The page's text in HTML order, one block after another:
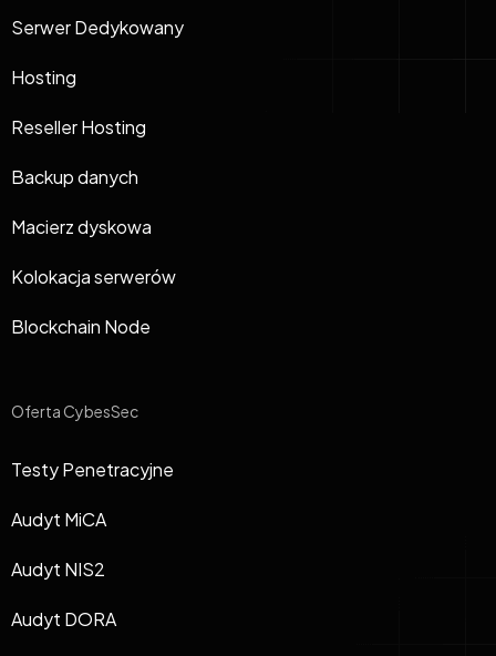
Serwer Dedykowany
Hosting
Reseller Hosting
Backup danych
Macierz dyskowa
Kolokacja serwerów
Blockchain Node
Oferta CybesSec
Testy Penetracyjne
Audyt MiCA
Audyt NIS2
Audyt DORA